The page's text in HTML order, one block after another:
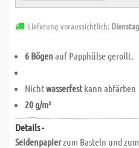
Lieferung voraussichtlich:
6 Bögenauf Papphülse gerollt.
Nichtwasserfestkann abfärben
20 g/m²
Details -
Seidenpapierzum Basteln und